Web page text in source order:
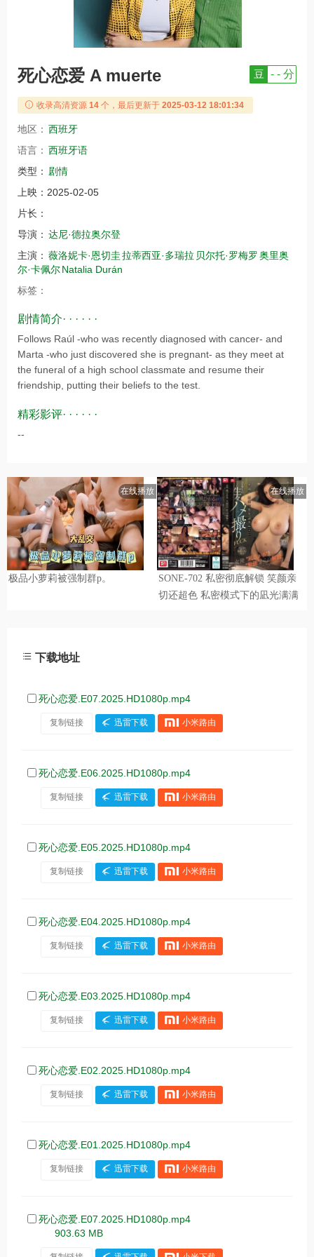
死心恋爱 A muerte 豆 - - 分
收录高清资源 14 个，最后更新于 2025-03-12 18:01:34
地区： 西班牙
语言： 西班牙语
类型： 剧情
上映： 2025-02-05
片长：
导演： 达尼·德拉奥尔登
主演： 薇洛妮卡·恩切圭拉蒂西亚·多瑞拉 贝尔托·罗梅罗奥里奥
尔·卡佩尔Natalia Durán
标签：
剧情简介· · · · · ·
Follows Raúl -who was recently diagnosed with cancer- and
Marta -who just discovered she is pregnant- as they meet at
the funeral of a high school classmate and resume their
friendship, putting their beliefs to the test.
精彩影评· · · · · ·
--
下载地址
死心恋爱.E07.2025.HD1080p.mp4
复制链接 迅雷下载 小米路由
死心恋爱.E06.2025.HD1080p.mp4
复制链接 迅雷下载 小米路由
死心恋爱.E05.2025.HD1080p.mp4
复制链接 迅雷下载 小米路由
死心恋爱.E04.2025.HD1080p.mp4
复制链接 迅雷下载 小米路由
死心恋爱.E03.2025.HD1080p.mp4
复制链接 迅雷下载 小米路由
死心恋爱.E02.2025.HD1080p.mp4
复制链接 迅雷下载 小米路由
死心恋爱.E01.2025.HD1080p.mp4
复制链接 迅雷下载 小米路由
死心恋爱.E07.2025.HD1080p.mp4
903.63 MB